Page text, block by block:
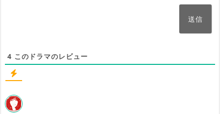
4 このドラマのレビュー